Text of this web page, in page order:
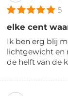
5
elke cent
Ik ben erg blij
lichtgewicht en
de helft van de